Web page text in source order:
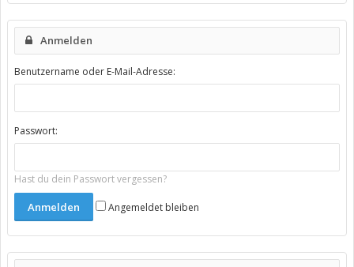
Anmelden
Benutzername oder E-Mail-Adresse:
Passwort:
Hast du dein Passwort vergessen?
Angemeldet bleiben